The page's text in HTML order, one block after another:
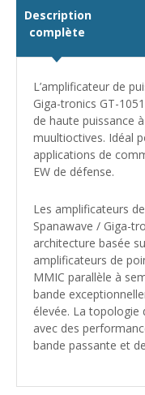
Description
complète
L’amplificateur de
Giga-tronics GT-
de haute puissance
muultioctives. Idéal
applications de
EW de défense.
Les amplificateurs
Spanawave / Giga-
architecture basée
amplificateurs de
MMIC parallèle à
bande
élevée. La topologie
avec des
bande passante et